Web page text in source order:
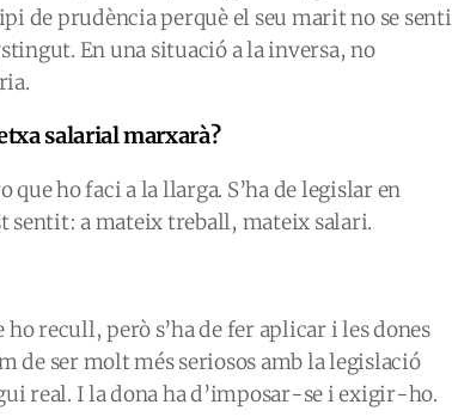
de prudència perquè el seu marit no se senti
En una situació a la inversa, no
salarial marxarà?
que ho faci a la llarga. S’ha de legislar en
sentit: a mateix treball, mateix salari.
recull, però s’ha de fer aplicar i les dones
de ser molt més seriosos amb la legislació
real. I la dona ha d’imposar-se i exigir-ho.